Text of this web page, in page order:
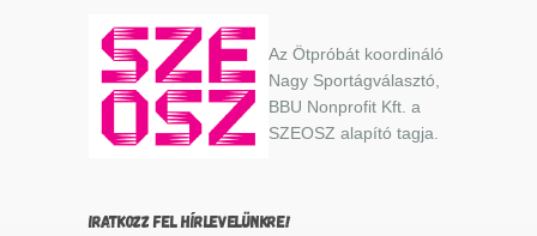
Az Ötpróbát koordináló
Nagy Sportágválasztó,
BBU Nonprofit Kft. a
SZEOSZ alapító tagja.
IRATKOZZ FEL HÍRLEVELÜNKRE!